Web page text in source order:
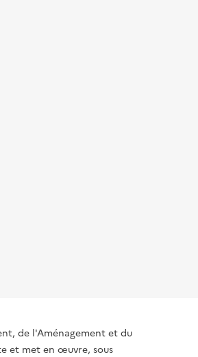
de l'Aménagement et du
et met en œuvre, sous